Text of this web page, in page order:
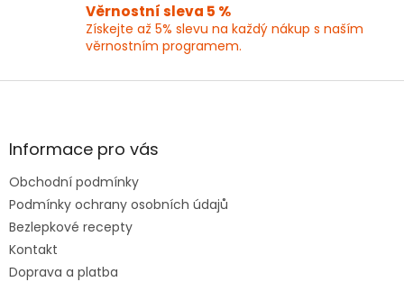
Věrnostní sleva 5 %
Získejte až 5% slevu na každý nákup s naším
věrnostním programem.
Z
aInformace pro vás
Obchodní podmínky
Podmínky ochrany osobních údajů
Bezlepkové recepty
Kontakt
Doprava a platba